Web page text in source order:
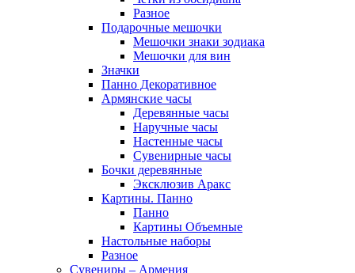
Разное
Подарочные мешочки
Мешочки знаки зодиака
Мешочки для вин
Значки
Панно Декоративное
Армянские часы
Деревянные часы
Наручные часы
Настенные часы
Сувенирные часы
Бочки деревянные
Эксклюзив Аракс
Картины. Панно
Панно
Картины Объемные
Настольные наборы
Разное
Сувениры – Армения